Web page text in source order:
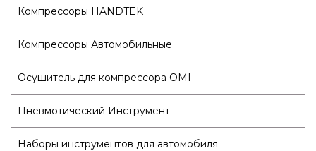
Компрессоры HANDTEK
Компрессоры Автомобильные
Осушитель для компрессора OMI
Пневмотический Инструмент
Наборы инструментов для автомобиля